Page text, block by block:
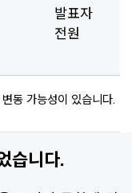
발표자
전원
동 가능성이 있습니다.
습니다.